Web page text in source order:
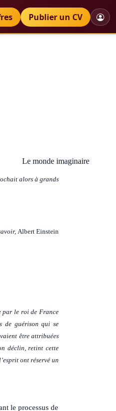
Petites annonces
Publier un CV
Le monde imaginaire
alors à grands
Albert Einstein
par le roi de France
de guérison qui se
être attribuées
déclin, retint cette
ont réservé un
le processus de